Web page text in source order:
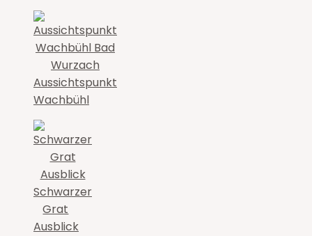
Aussichtspunkt
Wachbühl
Schwarzer
Grat
Ausblick